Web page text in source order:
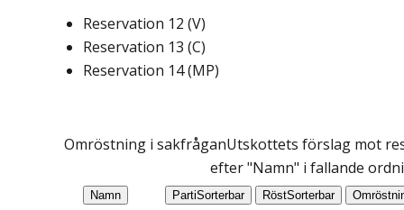
Reservation 12 (V)
Reservation 13 (C)
Reservation 14(MP)
Omröstning i sakfråganUtskottets förslag mot
efter "Namn" i fallande
Namn PartiSorterbar RöstSorterbar